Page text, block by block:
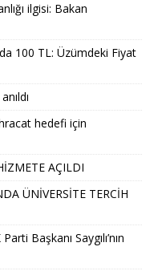
ilgisi: Bakan
100 TL: Üzümdeki Fiyat
hedefi için
AÇILDI
ÜNİVERSİTE TERCİH
Başkanı Saygılı’nın